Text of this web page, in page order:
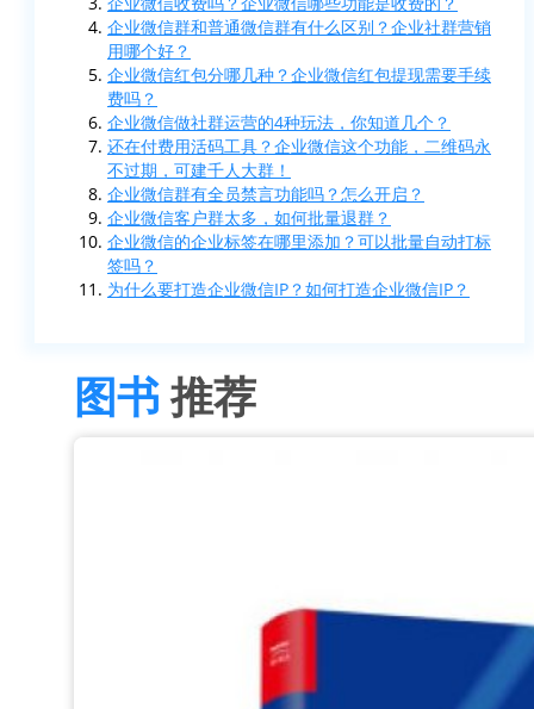
企业微信群和普通微信群有什么区别？企业社群营销
用哪个好？
企业微信红包分哪几种？企业微信红包提现需要手续
费吗？
企业微信做社群运营的4种玩法，你知道几个？
还在付费用活码工具？企业微信这个功能，二维码永
不过期，可建千人大群！
企业微信群有全员禁言功能吗？怎么开启？
企业微信客户群太多，如何批量退群？
企业微信的企业标签在哪里添加？可以批量自动打标
签吗？
为什么要打造企业微信IP？如何打造企业微信IP？
图书推荐